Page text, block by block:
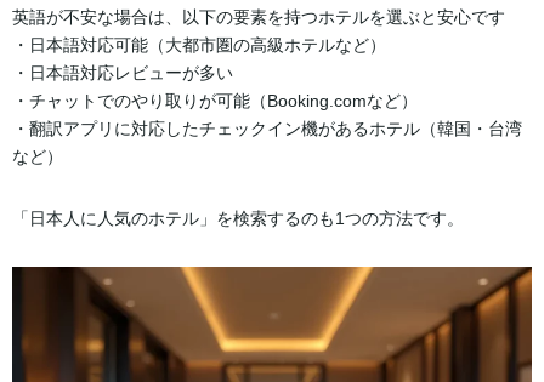
英語が不安な場合は、以下の要素を持つホテルを選ぶと安心です
・日本語対応可能（大都市圏の高級ホテルなど）
・日本語対応レビューが多い
・チャットでのやり取りが可能（Booking.comなど）
・翻訳アプリに対応したチェックイン機があるホテル（韓国・台湾
など）
「日本人に人気のホテル」を検索するのも1つの方法です。